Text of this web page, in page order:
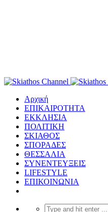
Αρχική
ΕΠΙΚΑΙΡΟΤΗΤΑ
ΕΚΚΛΗΣΙΑ
ΠΟΛΙΤΙΚΗ
ΣΚΙΑΘΟΣ
ΣΠΟΡΑΔΕΣ
ΘΕΣΣΑΛΙΑ
ΣΥΝΕΝΤΕΥΞΕΙΣ
LIFESTYLE
ΕΠΙΚΟΙΝΩΝΙΑ